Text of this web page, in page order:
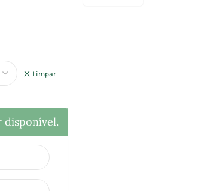
Limpar